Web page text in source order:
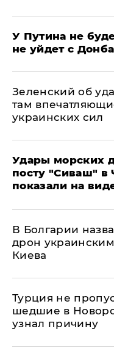
У Путина не
не уйдет с
Зеленский об
там
украинских сил
Удары морских
посту "Сиваш" в
показали на
В Болгарии
дрон
Киева
Турция не
шедшие в
узнал причину